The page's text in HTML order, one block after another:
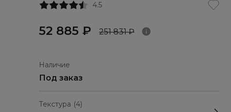
4.5
52 885 ₽ 251 831 ₽
Наличие
Под заказ
Текстура (4)